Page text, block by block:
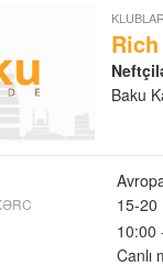
Baku
15-20
10:00
Canlı